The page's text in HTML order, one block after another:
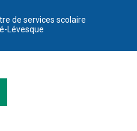
de services scolaire
Lévesque